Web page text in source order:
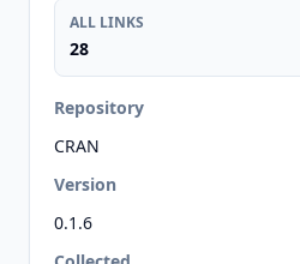
ALL LINKS
28
Repository
CRAN
Version
0.1.6